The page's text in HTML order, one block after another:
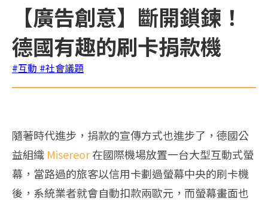
【廣告創意】斷開鎖鍊！
德國有趣的刷卡捐款機
#互動 #社會議題
隨著時代進步，捐款的宣傳方式也進步了，德國公
益組織 Misereor在國際機場放置一台大型互動式螢
幕，當路過的旅客以信用卡劃過螢幕中央的刷卡機
後，系統業者就會自動扣款兩歐元，而螢幕畫面也